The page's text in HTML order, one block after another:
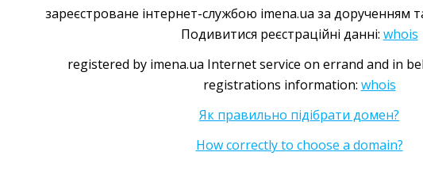
зареєстроване інтернет-службою imena.ua за дорученням
Подивитися реєстраційні данні: whois
registered by imena.ua Internet service on errand and in
registrations information: whois
Як правильно підібрати домен?
How correctly to choose a domain?